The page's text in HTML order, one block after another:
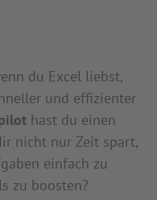
du Excel liebst,
und effizienter
hast du einen
nicht nur Zeit spart,
einfach zu
zu boosten?